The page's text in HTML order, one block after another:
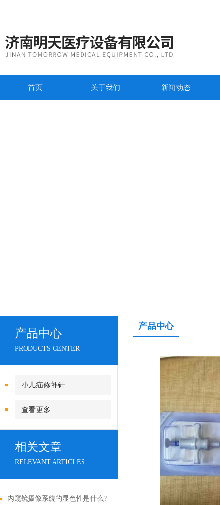
首页 关于我们 新闻动态
产品中心
PRODUCTS CENTER
小儿疝修补针
查看更多
相关文章
RELEVANT ARTICLES
内窥镜摄像系统的显色性是什么?
产品中心